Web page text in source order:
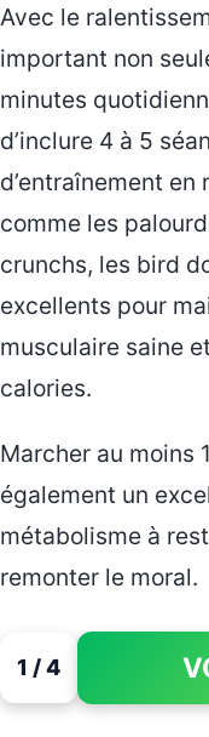
Avec le
important non
minutes
d’inclure 4 à 5
d’entraînement
comme les
crunchs, les bird
excellents pour
musculaire saine
calories.
Marcher au moins
également un
métabolisme à
remonter le moral.
1 / 4